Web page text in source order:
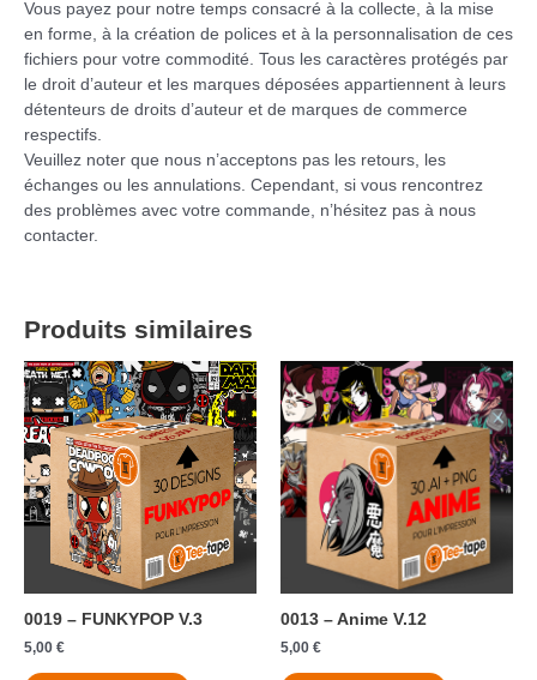
Vous payez pour notre temps consacré à la collecte, à la mise
en forme, à la création de polices et à la personnalisation de ces
fichiers pour votre commodité. Tous les caractères protégés par
le droit d’auteur et les marques déposées appartiennent à leurs
détenteurs de droits d’auteur et de marques de commerce
respectifs.
Veuillez noter que nous n’acceptons pas les retours, les
échanges ou les annulations. Cependant, si vous rencontrez
des problèmes avec votre commande, n’hésitez pas à nous
contacter.
Produits similaires
0019 – FUNKYPOP V.3
5,00 €
0013 – Anime V.12
5,00 €